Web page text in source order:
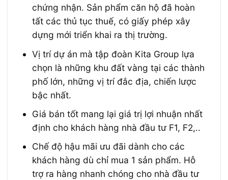
chứng nhận. Sản phẩm căn hộ đã hoàn
tất các thủ tục thuế, có giấy phép xây
dựng mới triển khai ra thị trường.
Vị trí dự án mà tập đoàn Kita Group lựa
chọn là những khu đất vàng tại các thành
phố lớn, những vị trí đắc địa, chiến lược
bậc nhất.
Giá bán tốt mang lại giá trị lợi nhuận nhất
định cho khách hàng nhà đầu tư F1, F2,..
Chế độ hậu mãi ưu đãi dành cho các
khách hàng dù chỉ mua 1 sản phẩm. Hỗ
trợ ra hàng nhanh chóng cho nhà đầu tư